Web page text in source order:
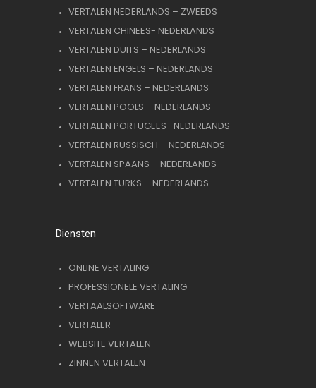
VERTALEN NEDERLANDS – ZWEEDS
VERTALEN CHINEES- NEDERLANDS
VERTALEN DUITS – NEDERLANDS
VERTALEN ENGELS – NEDERLANDS
VERTALEN FRANS – NEDERLANDS
VERTALEN POOLS – NEDERLANDS
VERTALEN PORTUGEES- NEDERLANDS
VERTALEN RUSSISCH – NEDERLANDS
VERTALEN SPAANS – NEDERLANDS
VERTALEN TURKS – NEDERLANDS
Diensten
ONLINE VERTALING
PROFESSIONELE VERTALING
VERTAALSOFTWARE
VERTALER
WEBSITE VERTALEN
ZINNEN VERTALEN